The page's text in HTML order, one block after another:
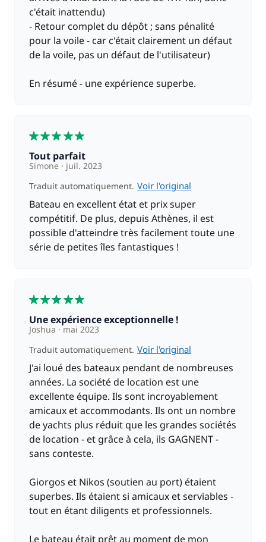
c'était inattendu)
- Retour complet du dépôt ; sans pénalité
pour la voile - car c'était clairement un défaut
de la voile, pas un défaut de l'utilisateur)
En résumé - une expérience superbe.
Tout parfait
Simone
juil. 2023
Traduit automatiquement. Voir l'original
Bateau en excellent état et prix super
compétitif. De plus, depuis Athènes, il est
possible d'atteindre très facilement toute une
série de petites îles fantastiques !
Une expérience exceptionnelle !
Joshua mai 2023
Traduit automatiquement. Voir l'original
J'ai loué des bateaux pendant de nombreuses
années. La société de location est une
excellente équipe. Ils sont incroyablement
amicaux et accommodants. Ils ont un nombre
de yachts plus réduit que les grandes sociétés
de location - et grâce à cela, ils GAGNENT -
sans conteste.
Giorgos et Nikos (soutien au port) étaient
superbes. Ils étaient si amicaux et serviables -
tout en étant diligents et professionnels.
Le bateau était prêt au moment de mon